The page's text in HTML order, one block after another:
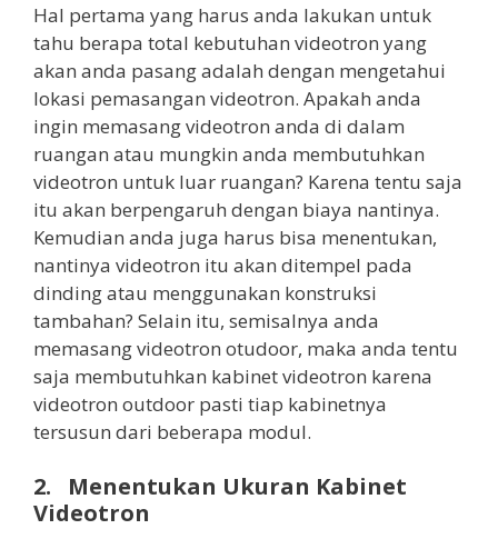
Hal pertama yang harus anda lakukan untuk
tahu berapa total kebutuhan videotron yang
akan anda pasang adalah dengan mengetahui
lokasi pemasangan videotron. Apakah anda
ingin memasang videotron anda di dalam
ruangan atau mungkin anda membutuhkan
videotron untuk luar ruangan? Karena tentu saja
itu akan berpengaruh dengan biaya nantinya.
Kemudian anda juga harus bisa menentukan,
nantinya videotron itu akan ditempel pada
dinding atau menggunakan konstruksi
tambahan? Selain itu, semisalnya anda
memasang videotron otudoor, maka anda tentu
saja membutuhkan kabinet videotron karena
videotron outdoor pasti tiap kabinetnya
tersusun dari beberapa modul.
2. Menentukan Ukuran Kabinet
Videotron